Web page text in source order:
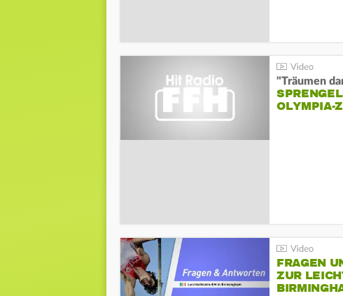
"Träumen
LYMPIA-
FRAGEN
ZUR